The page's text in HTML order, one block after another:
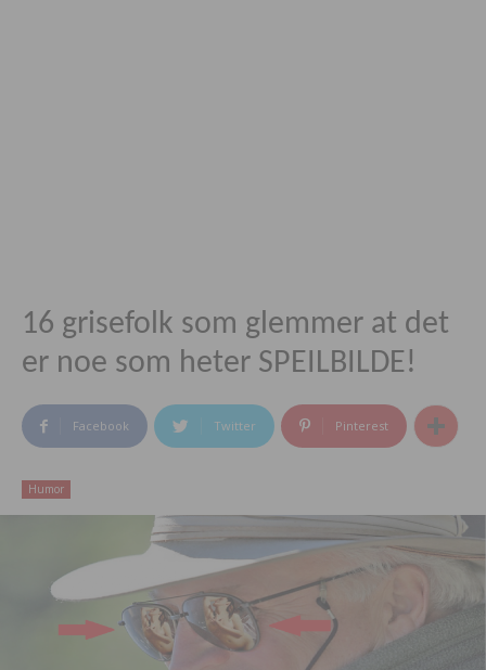
16 grisefolk som glemmer at det
er noe som heter SPEILBILDE!
Facebook Twitter Pinterest
Humor